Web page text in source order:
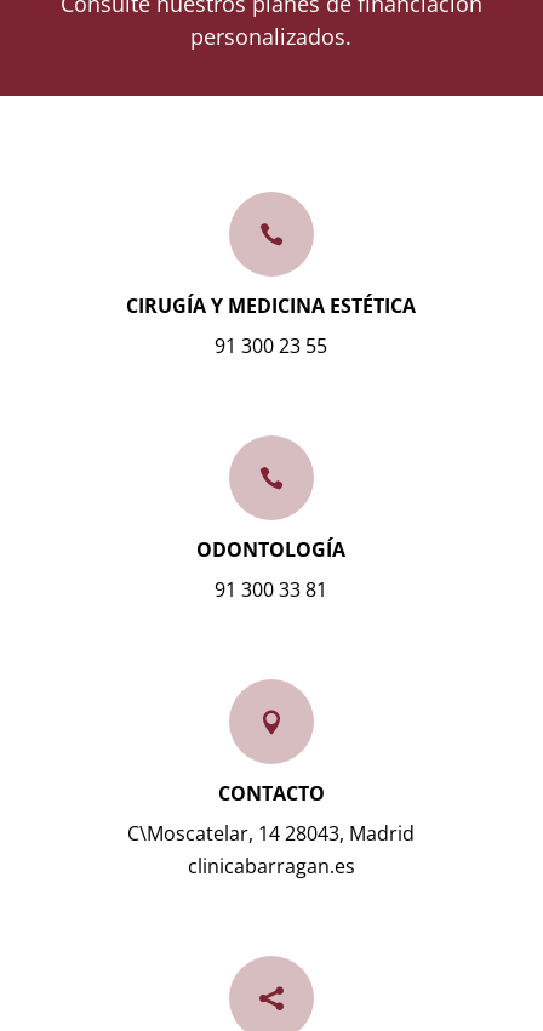
personalizados.

CIRUGÍA Y MEDICINA ESTÉTICA
91 300 23 55

ODONTOLOGÍA
91 300 33 81

CONTACTO
C\Moscatelar, 14 28043, Madrid
clinicabarragan.es
